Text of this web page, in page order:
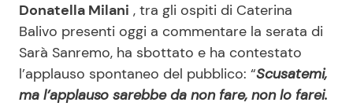
Donatella Milani , tra gli ospiti di Caterina
Balivo presenti oggi a commentare la serata di
Sarà Sanremo, ha sbottato e ha contestato
l’applauso spontaneo del pubblico: “Scusatemi,
ma l’applauso sarebbe da non fare, non lo farei.